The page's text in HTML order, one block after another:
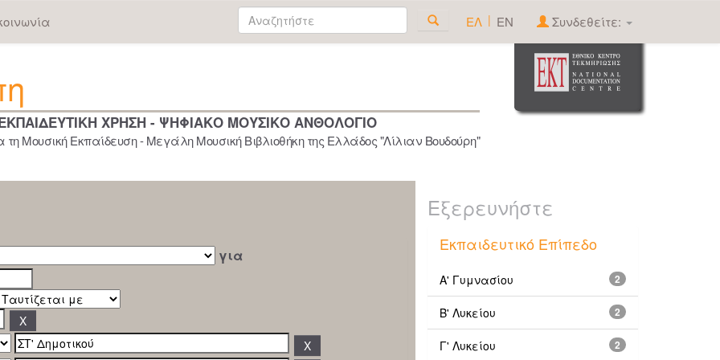
ΕΛ | EN Συνδεθείτε:
ΧΡΗΣΗ - ΨΗΦΙΑΚΟ ΜΟΥΣΙΚΟ ΑΝΘΟΛΟΓΙΟ
Μουσική Εκπαίδευση - Μεγάλη Μουσική Βιβλιοθήκη της Ελλάδος "Λίλιαν Βουδούρη"
για
Εξερευνήστε
Εκπαιδευτικό Επίπεδο
2
Α' Γυμνασίου
2
Β' Λυκείου
2
Γ' Λυκείου